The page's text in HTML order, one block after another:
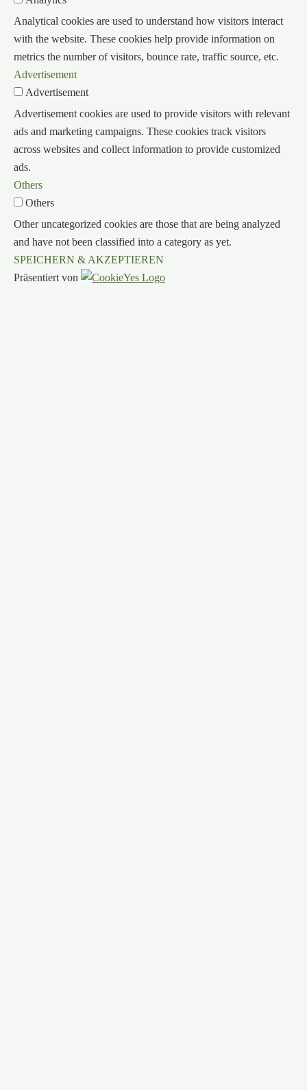
Analytical cookies are used to understand how visitors interact
with the website. These cookies help provide information on
metrics the number of visitors, bounce rate, traffic source, etc.
Advertisement
Advertisement
Advertisement cookies are used to provide visitors with relevant
ads and marketing campaigns. These cookies track visitors
across websites and collect information to provide customized
ads.
Others
Others
Other uncategorized cookies are those that are being analyzed
and have not been classified into a category as yet.
SPEICHERN & AKZEPTIEREN
Präsentiert von